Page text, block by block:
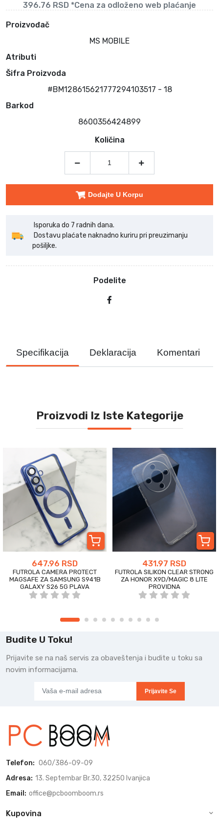
396.76 RSD *Cena za odloženo web plaćanje
Proizvođač
MS MOBILE
Atributi
Šifra Proizvoda
#BM128615621777294103517 - 18
Barkod
8600356424899
Količina
Dodajte U Korpu
Isporuka do 7 radnih dana.
Dostavu plaćate naknadno kuriru pri preuzimanju
pošiljke.
Podelite
Specifikacija Deklaracija Komentari
Proizvodi Iz Iste Kategorije
647.96 RSD
FUTROLA CAMERA PROTECT
MAGSAFE ZA SAMSUNG S941B
GALAXY S26 5G PLAVA
431.97 RSD
FUTROLA SILIKON CLEAR STRONG
ZA HONOR X9D/MAGIC 8 LITE
PROVIDNA
Budite U Toku!
Prijavite se na naš servis za obaveštenja i budite u toku sa
novim informacijama.
Prijavite Se
Telefon: 060/386-09-09
Adresa: 13. Septembar Br.30, 32250 Ivanjica
Email: office@pcboomboom.rs
Kupovina